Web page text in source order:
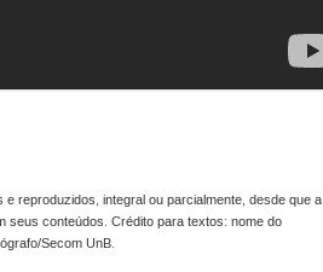
reproduzidos, integral ou parcialmente, desde que a
seus conteúdos. Crédito para textos: nome do
Secom UnB.